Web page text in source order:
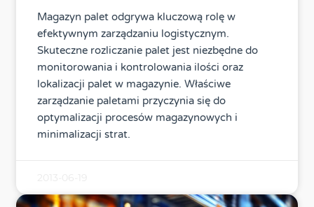
Magazyn palet odgrywa kluczową rolę w
efektywnym zarządzaniu logistycznym.
Skuteczne rozliczanie palet jest niezbędne do
monitorowania i kontrolowania ilości oraz
lokalizacji palet w magazynie. Właściwe
zarządzanie paletami przyczynia się do
optymalizacji procesów magazynowych i
minimalizacji strat.